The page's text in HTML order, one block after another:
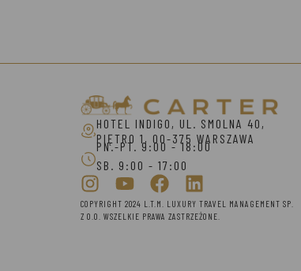
HOTEL INDIGO, UL. SMOLNA 40,
PIĘTRO 1, 00-375 WARSZAWA
PN.-PT. 9:00 - 18:00
SB. 9:00 - 17:00
COPYRIGHT 2024 L.T.M. LUXURY TRAVEL MANAGEMENT SP.
Z O.O. WSZELKIE PRAWA ZASTRZEŻONE.